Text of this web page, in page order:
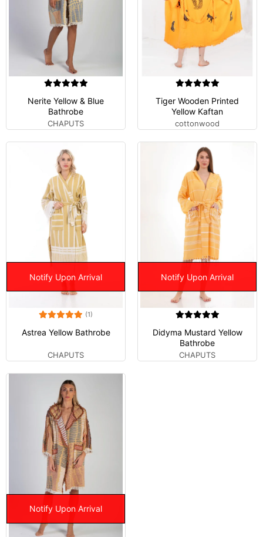
Nerite Yellow & Blue
Bathrobe
CHAPUTS
Tiger Wooden Printed
Yellow Kaftan
cottonwood
Notify Upon Arrival
(1)
Astrea Yellow Bathrobe
CHAPUTS
Notify Upon Arrival
Didyma Mustard Yellow
Bathrobe
CHAPUTS
Notify Upon Arrival